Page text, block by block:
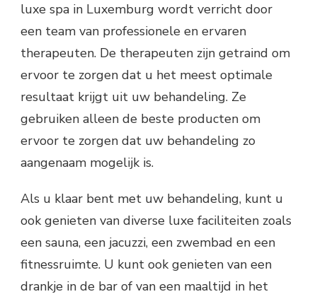
luxe spa in Luxemburg wordt verricht door
een team van professionele en ervaren
therapeuten. De therapeuten zijn getraind om
ervoor te zorgen dat u het meest optimale
resultaat krijgt uit uw behandeling. Ze
gebruiken alleen de beste producten om
ervoor te zorgen dat uw behandeling zo
aangenaam mogelijk is.
Als u klaar bent met uw behandeling, kunt u
ook genieten van diverse luxe faciliteiten zoals
een sauna, een jacuzzi, een zwembad en een
fitnessruimte. U kunt ook genieten van een
drankje in de bar of van een maaltijd in het